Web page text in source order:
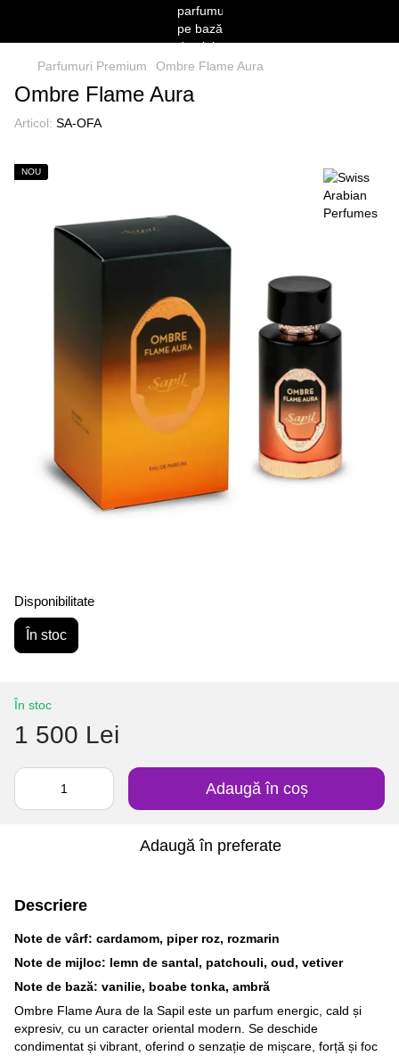
Parfumuri Premium Ombre Flame Aura
Ombre Flame Aura
Articol: SA-OFA
NOU
Disponibilitate
În stoc
În stoc
1 500 Lei
Adaugă în coș
Adaugă în preferate
Descriere
Note de vârf: cardamom, piper roz, rozmarin
Note de mijloc: lemn de santal, patchouli, oud, vetiver
Note de bază: vanilie, boabe tonka, ambră
Ombre Flame Aura de la Sapil este un parfum energic, cald și
expresiv, cu un caracter oriental modern. Se deschide
condimentat și vibrant, oferind o senzație de mișcare, forță și foc